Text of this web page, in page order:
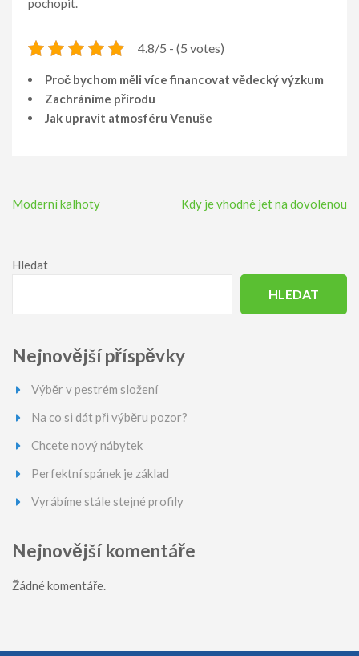
pochopit.
4.8/5 - (5 votes)
Proč bychom měli více financovat vědecký výzkum
Zachráníme přírodu
Jak upravit atmosféru Venuše
Navigace
Moderní kalhoty Kdy je vhodné jet na dovolenou
Hledat
HLEDAT
Nejnovější příspěvky
Výběr v pestrém složení
Na co si dát při výběru pozor?
Chcete nový nábytek
Perfektní spánek je základ
Vyrábíme stále stejné profily
Nejnovější komentáře
Žádné komentáře.